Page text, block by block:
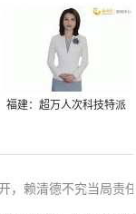
节有福电影巡展31日启动
福建：超万人次科技特派
，赖清德不究当局责任